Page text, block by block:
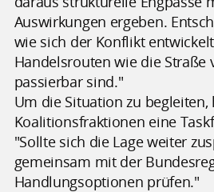
Auswirkungen ergeben.
wie sich der Konflikt
Handelsrouten wie die
passierbar sind."
Um die Situation zu begleiten,
Koalitionsfraktionen eine
"Sollte sich die Lage weiter
gemeinsam mit der
Handlungsoptionen prüfen."